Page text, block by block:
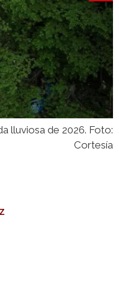
lluviosa de 2026. Foto:
Cortesía